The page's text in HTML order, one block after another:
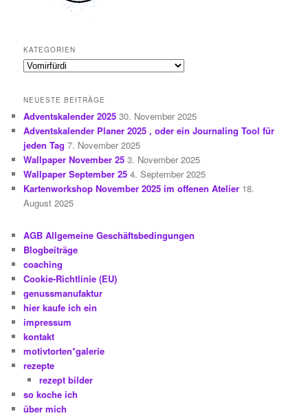
KATEGORIEN
Kategorien
NEUESTE BEITRÄGE
Adventskalender 2025 30. November 2025
Adventskalender Planer 2025 , oder ein Journaling Tool für
jeden Tag 7. November 2025
Wallpaper November 25 3. November 2025
Wallpaper September 25 4. September 2025
Kartenworkshop November 2025 im offenen Atelier 18.
August 2025
AGB Allgemeine Geschäftsbedingungen
Blogbeiträge
coaching
Cookie-Richtlinie (EU)
genussmanufaktur
hier kaufe ich ein
impressum
kontakt
motivtorten*galerie
rezepte
rezept bilder
so koche ich
über mich